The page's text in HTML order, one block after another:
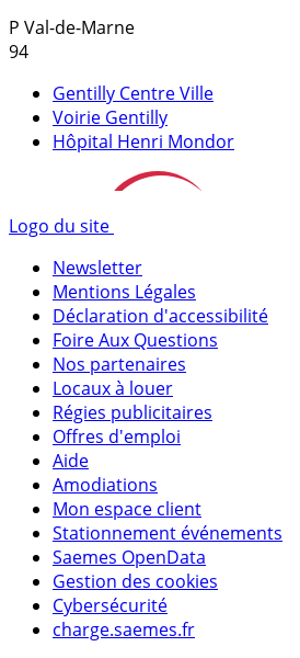
P Val-de-Marne
94
Gentilly Centre Ville
Voirie Gentilly
Hôpital Henri Mondor
Logo du site
Newsletter
Mentions Légales
Déclaration d'accessibilité
Foire Aux Questions
Nos partenaires
Locaux à louer
Régies publicitaires
Offres d'emploi
Aide
Amodiations
Mon espace client
Stationnement événements
Saemes OpenData
Gestion des cookies
Cybersécurité
charge.saemes.fr